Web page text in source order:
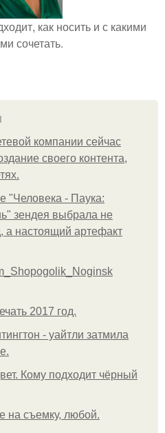
как носить и с какими
сочетать.
компании сейчас
своего контента,
"Человека - Паука:
зендея выбрала не
а настоящий артефакт
2017 год.
- уайтли затмила
Кому подходит чёрный
на съемку, любой.